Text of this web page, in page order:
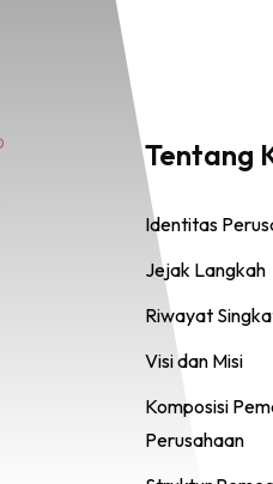
Tentang
Identitas
Jejak Langkah
Riwayat
Visi dan Misi
Komposisi
Perusahaan